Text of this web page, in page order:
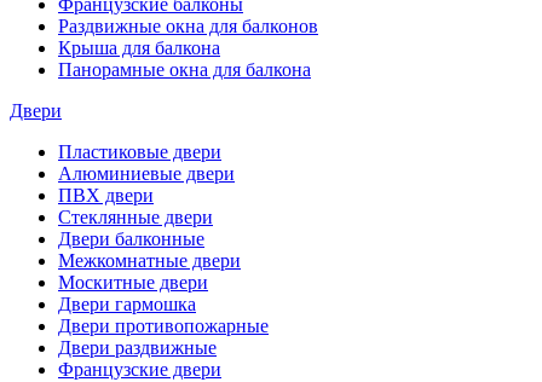
Французские балконы
Раздвижные окна для балконов
Крыша для балкона
Панорамные окна для балкона
Двери
Пластиковые двери
Алюминиевые двери
ПВХ двери
Стеклянные двери
Двери балконные
Межкомнатные двери
Москитные двери
Двери гармошка
Двери противопожарные
Двери раздвижные
Французские двери